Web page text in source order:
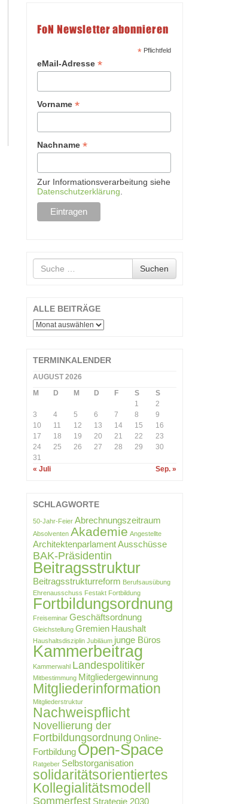
FoN Newsletter abonnieren
*Pflichtfeld
eMail-Adresse *
Vorname *
Nachname *
Zur Informationsverarbeitung siehe
Datenschutzerklärung
nach
Suchen
ALLE BEITRÄGE
ALLE
TERMINKALENDER
AUGUST 2026
M
D M D F S
S
1
2
3
4 5 6 7 8
9
10
11 12 13 14 15
16
17
18 19 20 21 22
23
24
25 26 27 28 29
30
31
« Juli
Sep. »
SCHLAGWORTE
50-Jahr-Feier Abrechnungszeitraum
Absolventen Akademie Angestellte
Architektenparlament Ausschüsse
BAK-Präsidentin
Beitragsstruktur
Beitragsstrukturreform Berufsausübung
Ehrenausschuss Festakt Fortbildung
Fortbildungsordnung
Freiseminar Geschäftsordnung
Gleichstellung Gremien Haushalt
Haushaltsdisziplin Jubiläum junge Büros
Kammerbeitrag
Kammerwahl Landespolitiker
Mitbestimmung Mitgliedergewinnung
Mitgliederinformation
Mitgliederstruktur
Nachweispflicht
Novellierung der
Fortbildungsordnung Online-
Fortbildung Open-Space
Ratgeber Selbstorganisation
solidaritätsorientiertes
Kollegialitätsmodell
Sommerfest Strategie 2030